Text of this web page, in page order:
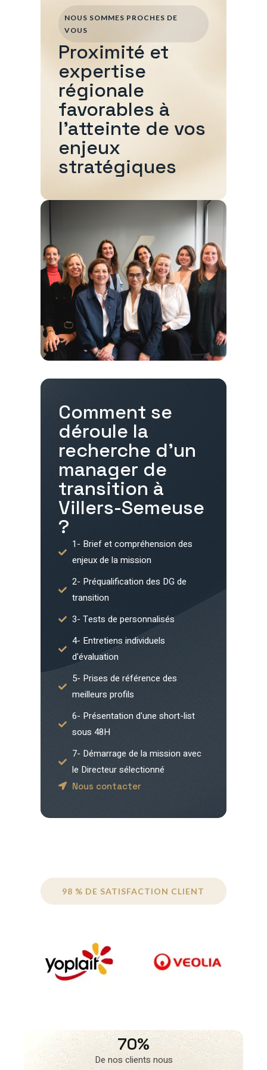
Comment se
déroule la
recherche d'un
manager de
transition à
Villers-Semeuse
?
1- Brief et compréhension des
enjeux de la mission
2- Préqualification des DG de
transition
3- Tests de personnalisés
4- Entretiens individuels
d'évaluation
5- Prises de référence des
meilleurs profils
6- Présentation d'une short-list
sous 48H
7- Démarrage de la mission avec
le Directeur sélectionné
Nous contacter
NOUS SOMMES PROCHES DE
VOUS
Proximité et
expertise
régionale
favorables à
l'atteinte de vos
enjeux
stratégiques
98 % DE SATISFACTION CLIENT
70%
De nos clients nous